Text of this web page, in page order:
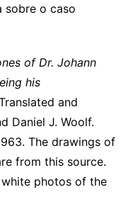
sobre o caso
of Dr. Johann
his
and
Daniel J. Woolf.
The drawings of
from this source.
photos of the